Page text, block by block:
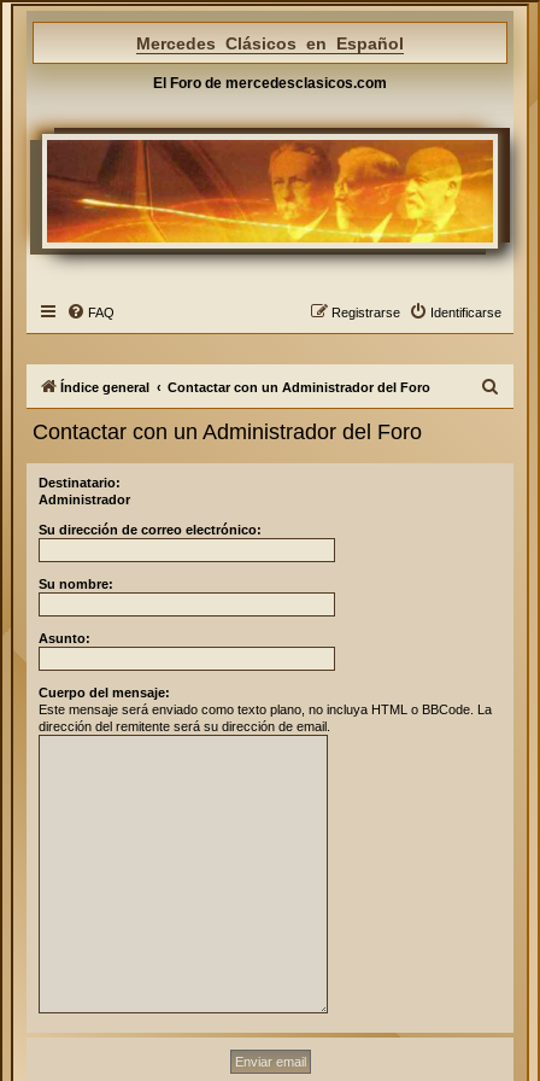
Mercedes Clásicos en Español
El Foro de mercedesclasicos.com
FAQ Identificarse
Registrarse
Índice general Contactar con un Administrador del Foro
Contactar con un Administrador del Foro
Destinatario:
Administrador
Su dirección de correo electrónico:
Su nombre:
Asunto:
Cuerpo del mensaje:
Este mensaje será enviado como texto plano, no incluya HTML o BBCode. La
dirección del remitente será su dirección de email.